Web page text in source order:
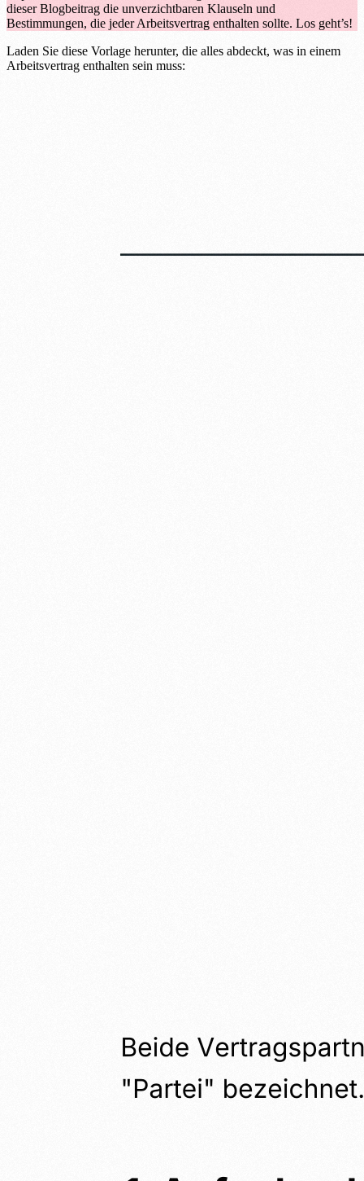
dieser Blogbeitrag die unverzichtbaren Klauseln und
Bestimmungen, die jeder Arbeitsvertrag enthalten sollte. Los geht’s!
Laden Sie diese Vorlage herunter, die alles abdeckt, was in einem
Arbeitsvertrag enthalten sein muss: